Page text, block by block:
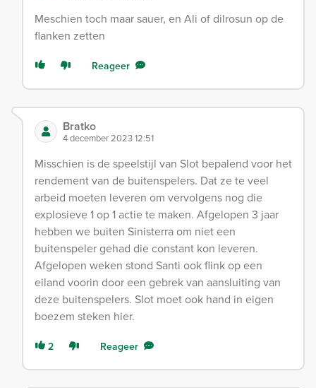
Meschien toch maar sauer, en Ali of dilrosun op de
flanken zetten
Reageer
Bratko
4 december 2023 12:51
Misschien is de speelstijl van Slot bepalend voor het
rendement van de buitenspelers. Dat ze te veel
arbeid moeten leveren om vervolgens nog die
explosieve 1 op 1 actie te maken. Afgelopen 3 jaar
hebben we buiten Sinisterra om niet een
buitenspeler gehad die constant kon leveren.
Afgelopen weken stond Santi ook flink op een
eiland voorin door een gebrek van aansluiting van
deze buitenspelers. Slot moet ook hand in eigen
boezem steken hier.
2 Reageer